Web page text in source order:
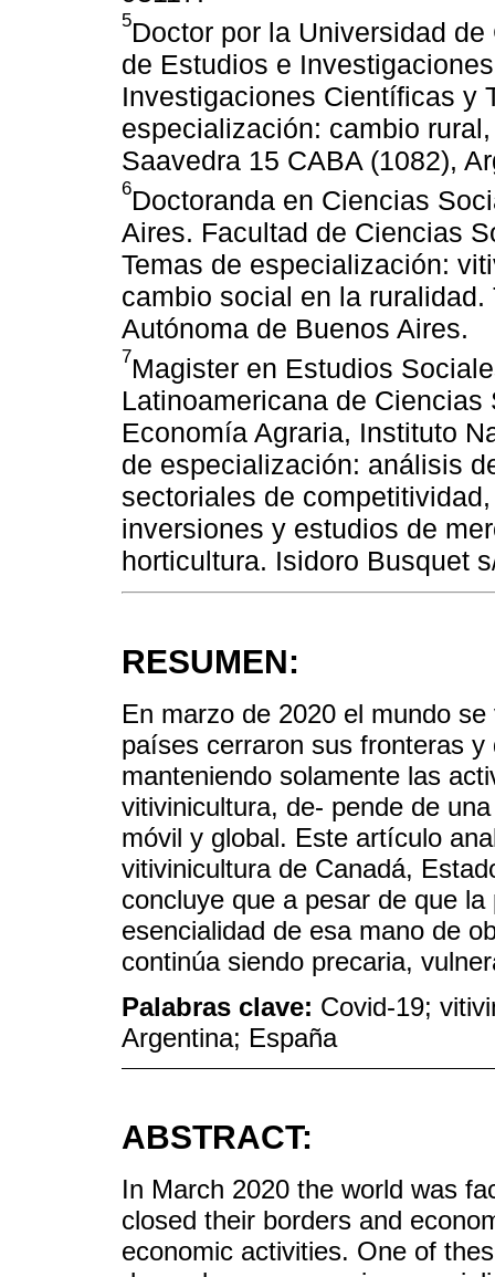
5Doctor por la Universidad
de Estudios e
Investigaciones Científicas y
especialización: cambio
Saavedra 15 CABA (1082),
6Doctoranda en Ciencias
Aires. Facultad de Ciencias
Temas de especialización:
cambio social en la
Autónoma de Buenos Aires.
7Magister en Estudios
Latinoamericana de
Economía Agraria, Instituto
de especialización: análisis
sectoriales de
inversiones y estudios de
horticultura. Isidoro Busquet
RESUMEN:
En marzo de 2020 el mundo
países cerraron sus fronteras
manteniendo solamente las
vitivinicultura, de- pende de
móvil y global. Este artículo
vitivinicultura de Canadá,
concluye que a pesar de que
esencialidad de esa mano de
continúa siendo precaria,
Palabras clave: Covid-19;
Argentina; España
ABSTRACT:
In March 2020 the world was
closed their borders and
economic activities. One of